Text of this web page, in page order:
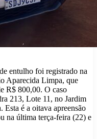
entulho foi registrado na
Aparecida Limpa, que
R$ 800,00. O caso
213, Lote 11, no Jardim
é a oitava apreensão
na última terça-feira (22) e